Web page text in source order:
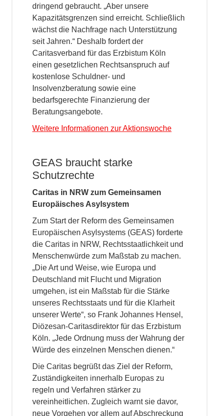
dringend gebraucht. „Aber unsere
Kapazitätsgrenzen sind erreicht. Schließlich
wächst die Nachfrage nach Unterstützung
seit Jahren.“ Deshalb fordert der
Caritasverband für das Erzbistum Köln
einen gesetzlichen Rechtsanspruch auf
kostenlose Schuldner- und
Insolvenzberatung sowie eine
bedarfsgerechte Finanzierung der
Beratungsangebote.
Weitere Informationen zur Aktionswoche
GEAS braucht starke
Schutzrechte
Caritas in NRW zum Gemeinsamen
Europäisches Asylsystem
Zum Start der Reform des Gemeinsamen
Europäischen Asylsystems (GEAS) forderte
die Caritas in NRW, Rechtsstaatlichkeit und
Menschenwürde zum Maßstab zu machen.
„Die Art und Weise, wie Europa und
Deutschland mit Flucht und Migration
umgehen, ist ein Maßstab für die Stärke
unseres Rechtsstaats und für die Klarheit
unserer Werte“, so Frank Johannes Hensel,
Diözesan-Caritasdirektor für das Erzbistum
Köln. „Jede Ordnung muss der Wahrung der
Würde des einzelnen Menschen dienen.“
Die Caritas begrüßt das Ziel der Reform,
Zuständigkeiten innerhalb Europas zu
regeln und Verfahren stärker zu
vereinheitlichen. Zugleich warnt sie davor,
neue Vorgehen vor allem auf Abschreckung